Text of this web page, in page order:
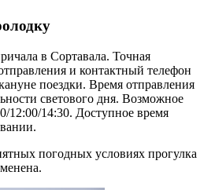
в Сортавала. Точная
и контактный телефон
поездки. Время отправления
светового дня. Возможное
12:00/14:30. Доступное время
погодных условиях прогулка